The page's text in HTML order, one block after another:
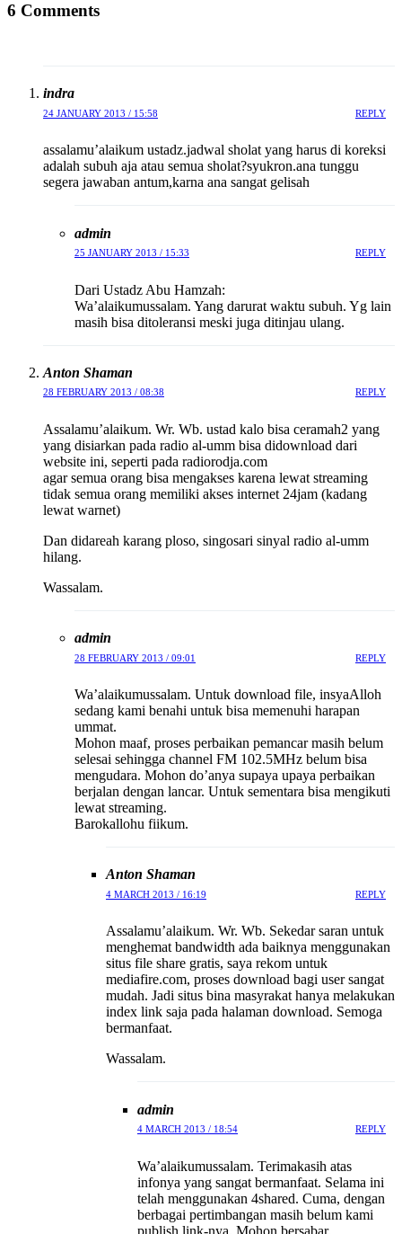
6 Comments
indra
24 JANUARY 2013 / 15:58 REPLY
assalamu’alaikum ustadz.jadwal sholat yang harus di koreksi
adalah subuh aja atau semua sholat?syukron.ana tunggu
segera jawaban antum,karna ana sangat gelisah
admin
25 JANUARY 2013 / 15:33 REPLY
Dari Ustadz Abu Hamzah:
Wa’alaikumussalam. Yang darurat waktu subuh. Yg lain
masih bisa ditoleransi meski juga ditinjau ulang.
Anton Shaman
28 FEBRUARY 2013 / 08:38 REPLY
Assalamu’alaikum. Wr. Wb. ustad kalo bisa ceramah2 yang
yang disiarkan pada radio al-umm bisa didownload dari
website ini, seperti pada radiorodja.com
agar semua orang bisa mengakses karena lewat streaming
tidak semua orang memiliki akses internet 24jam (kadang
lewat warnet)
Dan didareah karang ploso, singosari sinyal radio al-umm
hilang.
Wassalam.
admin
28 FEBRUARY 2013 / 09:01 REPLY
Wa’alaikumussalam. Untuk download file, insyaAlloh
sedang kami benahi untuk bisa memenuhi harapan
ummat.
Mohon maaf, proses perbaikan pemancar masih belum
selesai sehingga channel FM 102.5MHz belum bisa
mengudara. Mohon do’anya supaya upaya perbaikan
berjalan dengan lancar. Untuk sementara bisa mengikuti
lewat streaming.
Barokallohu fiikum.
Anton Shaman
4 MARCH 2013 / 16:19 REPLY
Assalamu’alaikum. Wr. Wb. Sekedar saran untuk
menghemat bandwidth ada baiknya menggunakan
situs file share gratis, saya rekom untuk
mediafire.com, proses download bagi user sangat
mudah. Jadi situs bina masyrakat hanya melakukan
index link saja pada halaman download. Semoga
bermanfaat.
Wassalam.
admin
4 MARCH 2013 / 18:54 REPLY
Wa’alaikumussalam. Terimakasih atas
infonya yang sangat bermanfaat. Selama ini
telah menggunakan 4shared. Cuma, dengan
berbagai pertimbangan masih belum kami
publish link-nya. Mohon bersabar.